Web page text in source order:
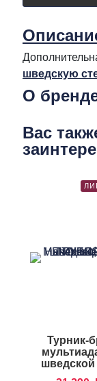
шведскую
О
Вас
Турник-
шведской